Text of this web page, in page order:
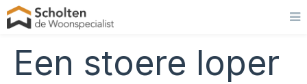
Een stoere loper